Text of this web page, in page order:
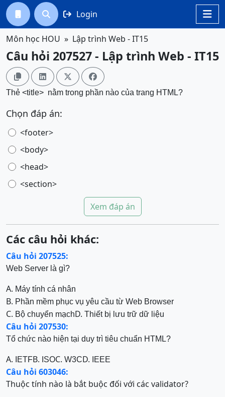

  Login
Môn học HOU Lập trình Web - IT15
Câu hỏi 207527 - Lập trình Web - IT15
   
Thẻ <title> nằm trong phần nào của trang HTML?
Chọn đáp án:
<footer>
<body>
<head>
<section>
Xem đáp án
Các câu hỏi khác:
Câu hỏi 207525:
Web Server là gì?
A. Máy tính cá nhân
B. Phần mềm phục vụ yêu cầu từ Web Browser
C. Bộ chuyển mạchD. Thiết bị lưu trữ dữ liệu
Câu hỏi 207530:
Tổ chức nào hiện tại duy trì tiêu chuẩn HTML?
A. IETFB. ISOC. W3CD. IEEE
Câu hỏi 603046:
Thuộc tính nào là bắt buộc đối với các validator?